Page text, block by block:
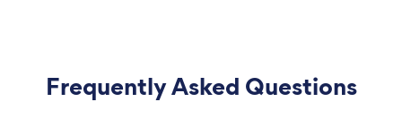
Frequently Asked Questions